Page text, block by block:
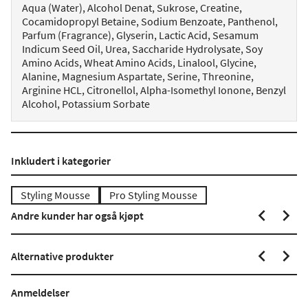
Aqua (Water), Alcohol Denat, Sukrose, Creatine,
Cocamidopropyl Betaine, Sodium Benzoate, Panthenol,
Parfum (Fragrance), Glyserin, Lactic Acid, Sesamum
Indicum Seed Oil, Urea, Saccharide Hydrolysate, Soy
Amino Acids, Wheat Amino Acids, Linalool, Glycine,
Alanine, Magnesium Aspartate, Serine, Threonine,
Arginine HCL, Citronellol, Alpha-Isomethyl Ionone, Benzyl
Alcohol, Potassium Sorbate
Inkludert i kategorier
Styling Mousse
Pro Styling Mousse
Andre kunder har også kjøpt
Alternative produkter
Anmeldelser